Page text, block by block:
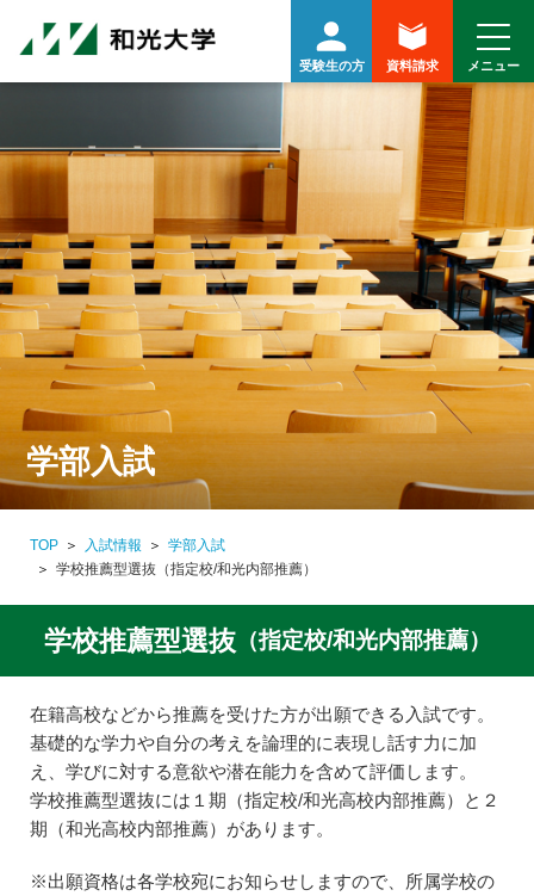
受験生の方 資料請求
学部入試
TOP 入試情報
学部入試
学校推薦型選抜（指定校/和光内部推薦）
学校推薦型選抜（指定校/和光内部推薦）
在籍高校などから推薦を受けた方が出願できる入試です。
基礎的な学力や自分の考えを論理的に表現し話す力に加
え、学びに対する意欲や潜在能力を含めて評価します。
学校推薦型選抜には１期（指定校/和光高校内部推薦）と２
期（和光高校内部推薦）があります。
※出願資格は各学校宛にお知らせしますので、所属学校の